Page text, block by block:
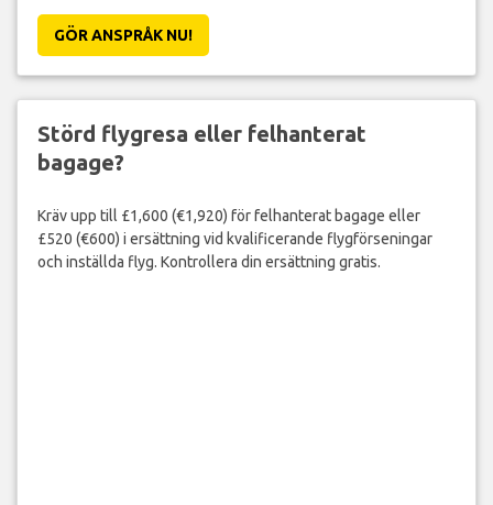
GÖR ANSPRÅK NU!
Störd flygresa eller felhanterat
bagage?
Kräv upp till £1,600 (€1,920) för felhanterat bagage eller
£520 (€600) i ersättning vid kvalificerande flygförseningar
och inställda flyg. Kontrollera din ersättning gratis.